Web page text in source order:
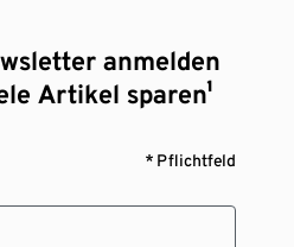
anmelden
Artikel sparen¹
* Pflichtfeld